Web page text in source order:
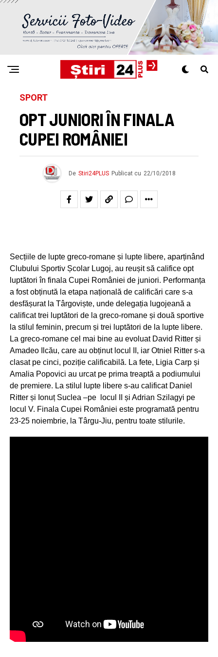
SPORT
OPT JUNIORI ÎN FINALA
CUPEI ROMÂNIEI
De Stiri24PLUS Publicat cu 22/10/2018
Secțiile de lupte greco-romane și lupte libere, aparținând
Clubului Sportiv Școlar Lugoj, au reușit să califice opt
luptători în finala Cupei României de juniori. Performanța
a fost obținută la etapa națională de calificări care s-a
desfășurat la Târgoviște, unde delegația lugojeană a
calificat trei luptători de la greco-romane și două sportive
la stilul feminin, precum și trei luptători de la lupte libere.
La greco-romane cel mai bine au evoluat David Ritter și
Amadeo Ilcău, care au obținut locul II, iar Otniel Ritter s-a
clasat pe cinci, poziție calificabilă. La fete, Ligia Carp și
Amalia Popovici au urcat pe prima treaptă a podiumului
de premiere. La stilul lupte libere s-au calificat Daniel
Ritter și Ionuț Suclea –pe locul II și Adrian Szilagyi pe
locul V. Finala Cupei României este programată pentru
23-25 noiembrie, la Târgu-Jiu, pentru toate stilurile.